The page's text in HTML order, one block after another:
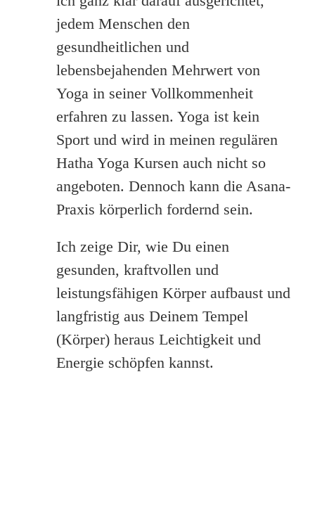
jedem Menschen den
gesundheitlichen und
lebensbejahenden Mehrwert von
Yoga in seiner Vollkommenheit
erfahren zu lassen. Yoga ist kein
Sport und wird in meinen regulären
Hatha Yoga Kursen auch nicht so
angeboten. Dennoch kann die Asana-
Praxis körperlich fordernd sein.
Ich zeige Dir, wie Du einen
gesunden, kraftvollen und
leistungsfähigen Körper aufbaust und
langfristig aus Deinem Tempel
(Körper) heraus Leichtigkeit und
Energie schöpfen kannst.